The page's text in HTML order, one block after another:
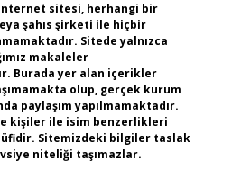
sitesi, herhangi bir
şahıs şirketi ile hiçbir
Sitede yalnızca
makaleler
Burada yer alan içerikler
olup, gerçek kurum
paylaşım yapılmamaktadır.
kişiler ile isim benzerlikleri
Sitemizdeki bilgiler taslak
niteliği taşımazlar.